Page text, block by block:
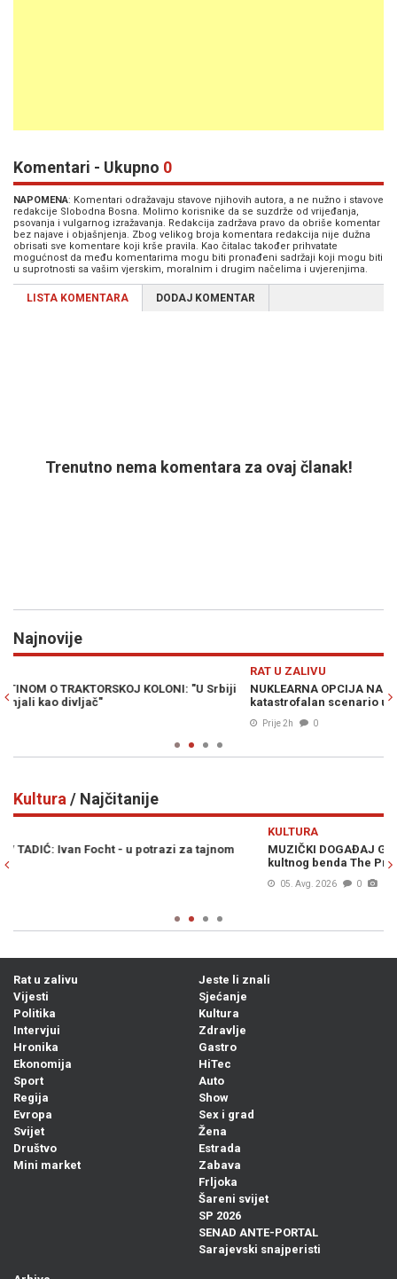
Komentari - Ukupno 0
NAPOMENA: Komentari odražavaju stavove njihovih autora, a ne nužno i stavove
redakcije Slobodna Bosna. Molimo korisnike da se suzdrže od vrijeđanja,
psovanja i vulgarnog izražavanja. Redakcija zadržava pravo da obriše komentar
bez najave i objašnjenja. Zbog velikog broja komentara redakcija nije dužna
obrisati sve komentare koji krše pravila. Kao čitalac također prihvatate
mogućnost da među komentarima mogu biti pronađeni sadržaji koji mogu biti
u suprotnosti sa vašim vjerskim, moralnim i drugim načelima i uvjerenjima.
LISTA KOMENTARA DODAJ KOMENTAR
Trenutno nema komentara za ovaj članak!
Najnovije
NUKLEARNA OPCIJA NA STOLU: Wilkerson upozorava na
katastrofalan scenario u ratu sa Iranom
Kultura / Najčitanije
MUZIČKI DOGAĐAJ GODINE U SARAJEVU: Svi detalji o dolasku
kultnog benda The Prodigy na stadion "Grbavica"! (FOTO)
Rat u zalivu
Vijesti
Politika
Intervjui
Hronika
Ekonomija
Sport
Regija
Evropa
Svijet
Društvo
Mini market
Jeste li znali
Sjećanje
Kultura
Zdravlje
Gastro
HiTec
Auto
Show
Sex i grad
Žena
Estrada
Zabava
Frljoka
Šareni svijet
SP 2026
SENAD ANTE-PORTAL
Sarajevski snajperisti